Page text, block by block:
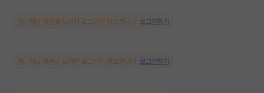
해당 댓글을 보려면 로그인이 필요합니다. 로그인하기
해당 댓글을 보려면 로그인이 필요합니다. 로그인하기